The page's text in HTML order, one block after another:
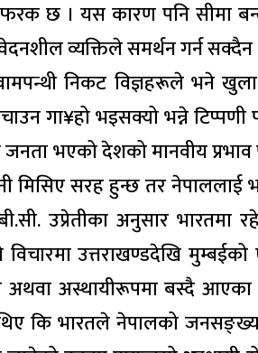
छ । यस कारण पनि सीमा
व्यक्तिले समर्थन गर्न सक्दैन
निकट विज्ञहरूले भने
गा¥हो भइसक्यो भन्ने टिप्पणी
जनता भएको देशको मानवीय
मिसिए सरह हुन्छ तर नेपाललाई
उप्रेतीका अनुसार भारतमा
उत्तराखण्डदेखि
अथवा अस्थायीरूपमा बस्दै
थिए कि भारतले नेपालको